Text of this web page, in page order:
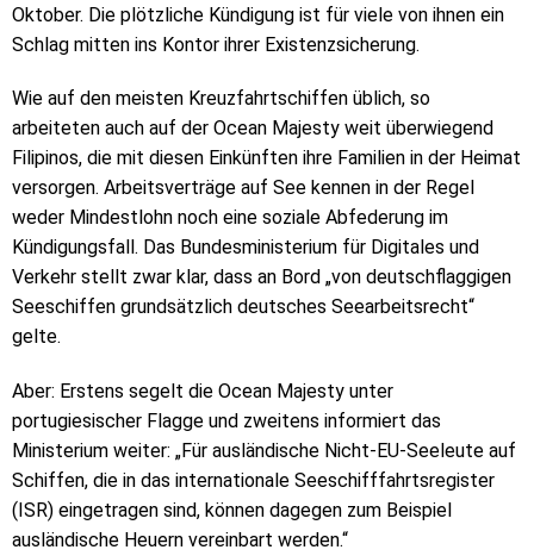
Oktober. Die plötzliche Kündigung ist für viele von ihnen ein
Schlag mitten ins Kontor ihrer Existenzsicherung.
Wie auf den meisten Kreuzfahrtschiffen üblich, so
arbeiteten auch auf der Ocean Majesty weit überwiegend
Filipinos, die mit diesen Einkünften ihre Familien in der Heimat
versorgen. Arbeitsverträge auf See kennen in der Regel
weder Mindestlohn noch eine soziale Abfederung im
Kündigungsfall. Das Bundesministerium für Digitales und
Verkehr stellt zwar klar, dass an Bord „von deutschflaggigen
Seeschiffen grundsätzlich deutsches Seearbeitsrecht“
gelte.
Aber: Erstens segelt die Ocean Majesty unter
portugiesischer Flagge und zweitens informiert das
Ministerium weiter: „Für ausländische Nicht-EU-Seeleute auf
Schiffen, die in das internationale Seeschifffahrtsregister
(ISR) eingetragen sind, können dagegen zum Beispiel
ausländische Heuern vereinbart werden.“